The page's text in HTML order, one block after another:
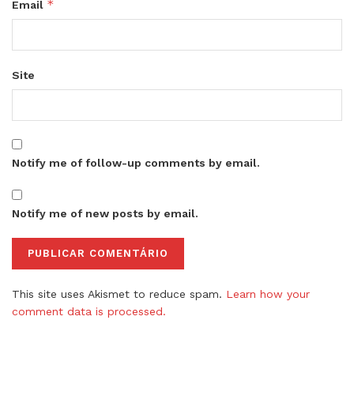
Email *
Site
Notify me of follow-up comments by email.
Notify me of new posts by email.
This site uses Akismet to reduce spam. Learn how your
comment data is processed.